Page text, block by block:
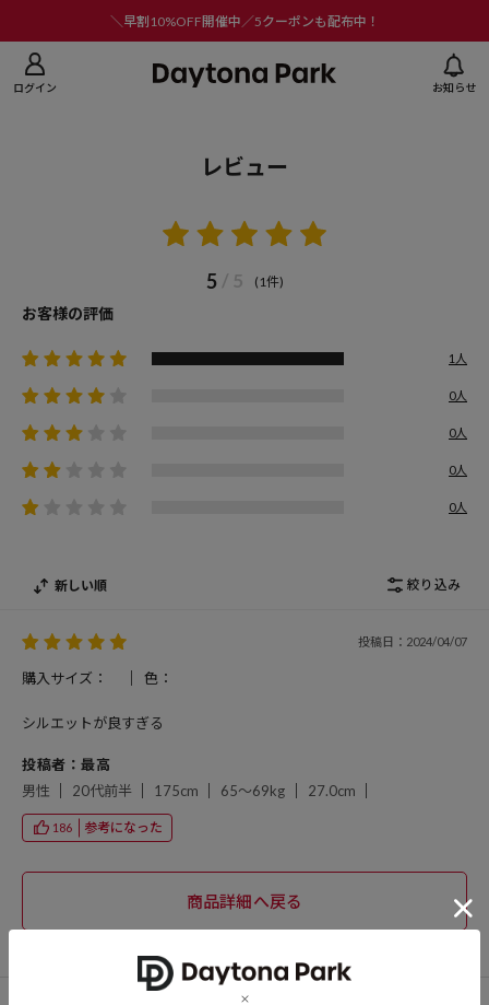
＼早割10%OFF開催中／5クーポンも配布中！
ログイン お知らせ
レビュー
5 / 5 (1件)
お客様の評価
1人
0人
0人
0人
0人
新しい順 絞り込み
投稿日：2024/04/07
購入サイズ： 色：
シルエットが良すぎる
投稿者：最高
男性
20代前半 175cm 65～69kg 27.0cm
186 参考になった
その他パンツ